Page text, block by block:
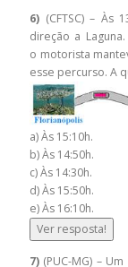
6) (CFTSC) – Às
direção a
o motorista
esse percurso. A
a) Às 15:10h.
b) Às 14:50h.
c) Às 14:30h.
d) Às 15:50h.
e) Às 16:10h.
Ver resposta!
7) (PUC-MG) –